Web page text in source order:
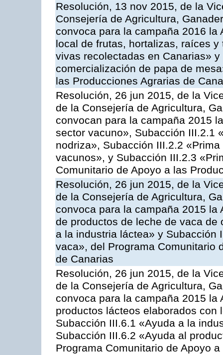
Resolución, 13 nov 2015, de la
Consejería de Agricultura,
convoca para la campaña 2016
local de frutas, hortalizas, raíces
vivas recolectadas en Canarias»
comercialización de papa de
las Producciones Agrarias de
Resolución, 26 jun 2015, de la
de la Consejería de Agricultura,
convocan para la campaña 2015
sector vacuno», Subacción III.2.1
nodriza», Subacción III.2.2
vacunos», y Subacción III.2.3
Comunitario de Apoyo a las
Resolución, 26 jun 2015, de la
de la Consejería de Agricultura,
convoca para la campaña 2015
de productos de leche de vaca
a la industria láctea» y Subacción
vaca», del Programa Comunitario
de Canarias
Resolución, 26 jun 2015, de la
de la Consejería de Agricultura,
convoca para la campaña 2015
productos lácteos elaborados
Subacción III.6.1 «Ayuda a la
Subacción III.6.2 «Ayuda al
Programa Comunitario de Apoyo